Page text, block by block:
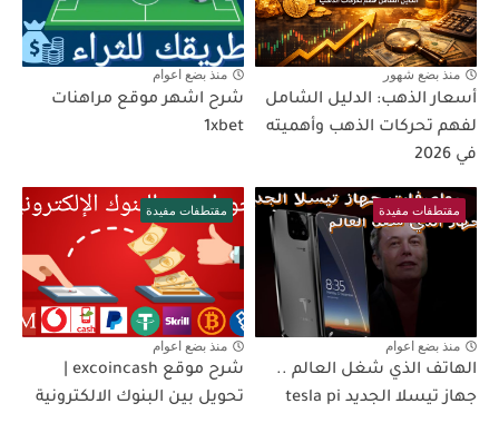
منذ بضع شهور
أسعار الذهب: الدليل الشامل
لفهم تحركات الذهب وأهميته
في 2026
منذ بضع اعوام
شرح اشهر موقع مراهنات
1xbet
مقتطفات مفيدة
منذ بضع اعوام
الهاتف الذي شغل العالم ..
جهاز تيسلا الجديد tesla pi
مقتطفات مفيدة
منذ بضع اعوام
تحويل بين البنوك الالكترونية